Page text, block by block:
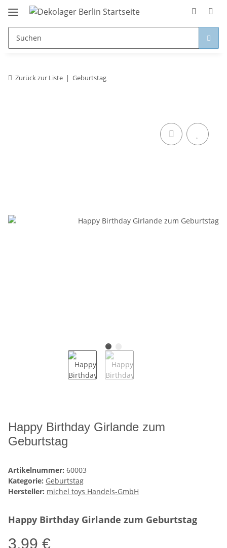
Zurück zur Liste Geburtstag
Happy Birthday Girlande zum
Geburtstag
Artikelnummer: 60003
Kategorie: Geburtstag
Hersteller: michel toys Handels-GmbH
Happy Birthday Girlande zum Geburtstag
3,99 €